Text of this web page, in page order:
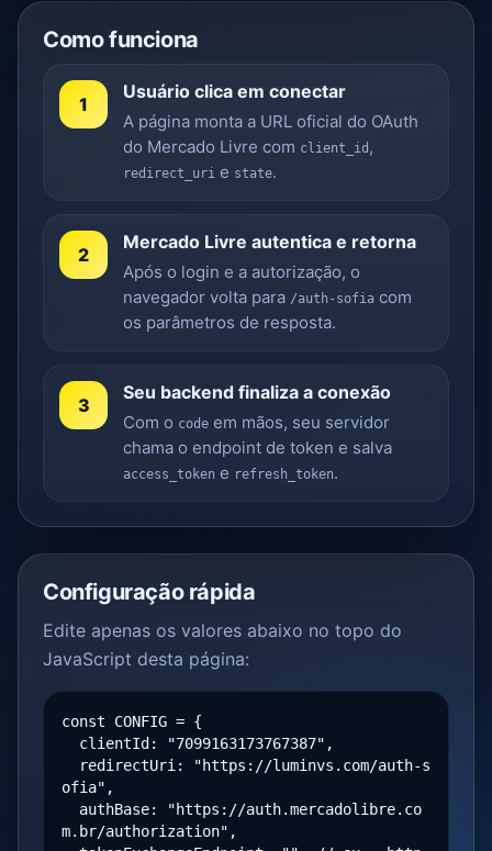
Como funciona
1
Usuário clica em conectar
A página monta a URL oficial do OAuth
do Mercado Livre com client_id ,
redirect_uri e state.
2
Mercado Livre autentica e retorna
Após o login e a autorização, o
navegador volta para /auth-sofia com
os parâmetros de resposta.
3
Seu backend finaliza a conexão
Com o code em mãos, seu servidor
chama o endpoint de token e salva
access_token e refresh_token.
Configuração rápida
Edite apenas os valores abaixo no topo do
JavaScript desta página:
const CONFIG = {
clientId: "7099163173767387",
redirectUri: "https://luminvs.com/auth-s
ofia",
authBase: "https://auth.mercadolibre.co
m.br/authorization",